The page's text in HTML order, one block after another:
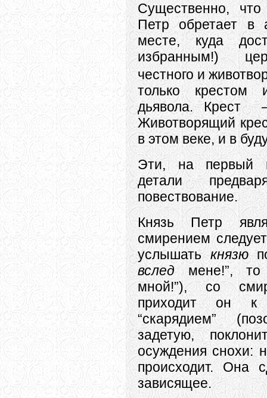
Существенно,
Петр обретает в
месте, куда
избранным!)
честного и
только крестом
дьявола. Крест
Животворящий
в этом веке, и в
Эти, на первый
детали
повествование.
Князь Петр
смирением
услышатькнязю
вслед мене!”, то
мной!”), со
приходит он
“скарядием”
задетую,
осуждения снохи:
происходит. Она
зависящее.